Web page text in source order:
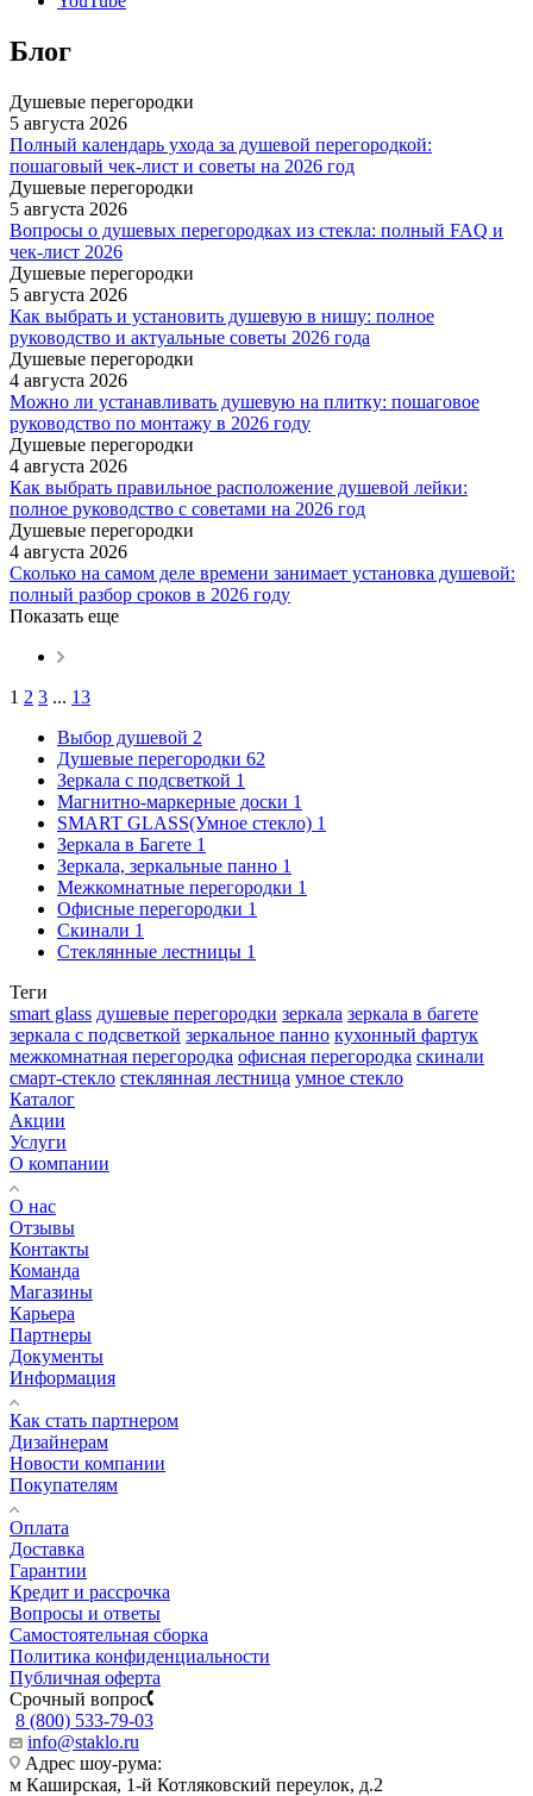
Блог
Душевые перегородки
5 августа 2026
Полный календарь ухода за душевой перегородкой:
пошаговый чек-лист и советы на 2026 год
Душевые перегородки
5 августа 2026
Вопросы о душевых перегородках из стекла: полный FAQ и
чек-лист 2026
Душевые перегородки
5 августа 2026
Как выбрать и установить душевую в нишу: полное
руководство и актуальные советы 2026 года
Душевые перегородки
4 августа 2026
Можно ли устанавливать душевую на плитку: пошаговое
руководство по монтажу в 2026 году
Душевые перегородки
4 августа 2026
Как выбрать правильное расположение душевой лейки:
полное руководство с советами на 2026 год
Душевые перегородки
4 августа 2026
Сколько на самом деле времени занимает установка душевой:
полный разбор сроков в 2026 году
Показать еще
1 2 3 ... 13
Выбор душевой 2
Душевые перегородки 62
Зеркала с подсветкой 1
Магнитно-маркерные доски 1
SMART GLASS(Умное стекло) 1
Зеркала в Багете 1
Зеркала, зеркальные панно 1
Межкомнатные перегородки 1
Офисные перегородки 1
Скинали 1
Стеклянные лестницы 1
Теги
smart glass душевые перегородки зеркала зеркала в багете
зеркала с подсветкой зеркальное панно кухонный фартук
межкомнатная перегородка офисная перегородка скинали
смарт-стекло стеклянная лестница умное стекло
Каталог
Акции
Услуги
О компании
О нас
Отзывы
Контакты
Команда
Магазины
Карьера
Партнеры
Документы
Информация
Как стать партнером
Дизайнерам
Новости компании
Покупателям
Оплата
Доставка
Гарантии
Кредит и рассрочка
Вопросы и ответы
Самостоятельная сборка
Политика конфиденциальности
Публичная оферта
Срочный вопрос
8 (800) 533-79-03
info@staklo.ru
Адрес шоу-рума:
м Каширская, 1-й Котляковский переулок, д.2